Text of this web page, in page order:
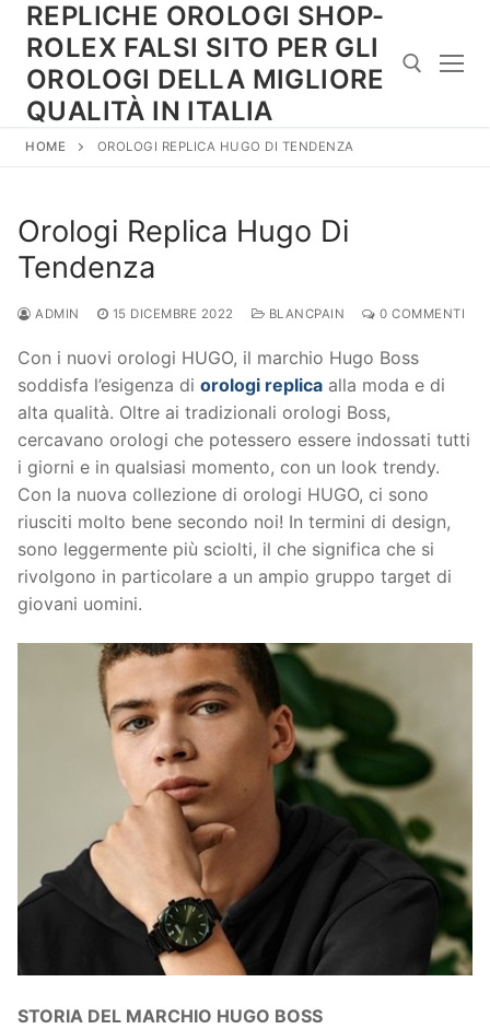
contenuto
REPLICHE OROLOGI SHOP-
ROLEX FALSI SITO PER GLI
OROLOGI DELLA MIGLIORE
QUALITÀ IN ITALIA
Cerca:
HOME OROLOGI REPLICA HUGO DI TENDENZA
Orologi Replica Hugo Di
Tendenza
ADMIN 15 DICEMBRE 2022 BLANCPAIN 0 COMMENTI
Con i nuovi orologi HUGO, il marchio Hugo Boss
soddisfa l’esigenza di orologi replica alla moda e di
alta qualità. Oltre ai tradizionali orologi Boss,
cercavano orologi che potessero essere indossati tutti
i giorni e in qualsiasi momento, con un look trendy.
Con la nuova collezione di orologi HUGO, ci sono
riusciti molto bene secondo noi! In termini di design,
sono leggermente più sciolti, il che significa che si
rivolgono in particolare a un ampio gruppo target di
giovani uomini.
STORIA DEL MARCHIO HUGO BOSS